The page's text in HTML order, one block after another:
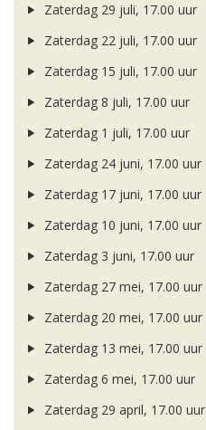
Zaterdag 29 juli, 17.00 uur
Zaterdag 22 juli, 17.00 uur
Zaterdag 15 juli, 17.00 uur
Zaterdag 8 juli, 17.00 uur
Zaterdag 1 juli, 17.00 uur
Zaterdag 24 juni, 17.00 uur
Zaterdag 17 juni, 17.00 uur
Zaterdag 10 juni, 17.00 uur
Zaterdag 3 juni, 17.00 uur
Zaterdag 27 mei, 17.00 uur
Zaterdag 20 mei, 17.00 uur
Zaterdag 13 mei, 17.00 uur
Zaterdag 6 mei, 17.00 uur
Zaterdag 29 april, 17.00 uur